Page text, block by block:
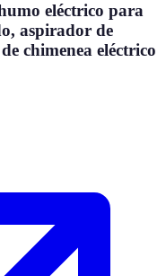
eléctrico para
aspirador de
chimenea eléctrico